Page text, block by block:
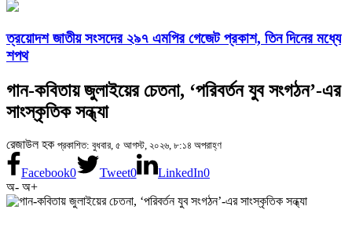
ত্রয়োদশ জাতীয় সংসদের ২৯৭ এমপির গেজেট প্রকাশ, তিন দিনের মধ্যে
শপথ
গান-কবিতায় জুলাইয়ের চেতনা, ‘পরিবর্তন যুব সংগঠন’-এর
সাংস্কৃতিক সন্ধ্যা
রেজাউল হক প্রকাশিত: বুধবার, ৫ আগস্ট, ২০২৬, ৮:১৪ অপরাহ্ণ
Facebook0 Tweet0 LinkedIn0
অ- অ+